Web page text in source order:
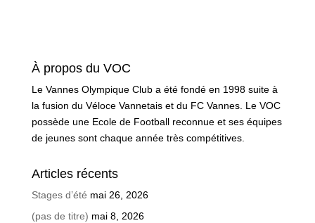
À propos du VOC
Le Vannes Olympique Club a été fondé en 1998 suite à
la fusion du Véloce Vannetais et du FC Vannes. Le VOC
possède une Ecole de Football reconnue et ses équipes
de jeunes sont chaque année très compétitives.
Articles récents
Stages d’été mai 26, 2026
(pas de titre) mai 8, 2026